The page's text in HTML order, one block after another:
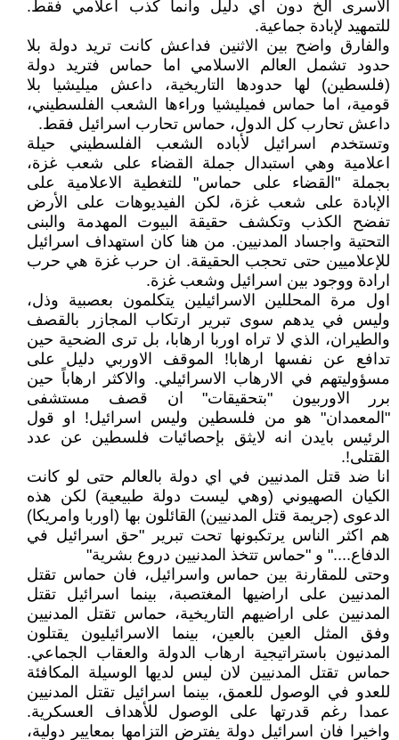
الاسرى الخ دون اي دليل وانما كذب اعلامي فقط.
للتمهيد لإبادة جماعية.
والفارق واضح بين الاثنين فداعش كانت تريد دولة بلا
حدود تشمل العالم الاسلامي اما حماس فتريد دولة
(فلسطين) لها حدودها التاريخية، داعش ميليشيا بلا
قومية، اما حماس فميليشيا وراءها الشعب الفلسطيني،
داعش تحارب كل الدول، حماس تحارب اسرائيل فقط.
وتستخدم اسرائيل لأباده الشعب الفلسطيني حيلة
اعلامية وهي استبدال جملة القضاء على شعب غزة،
بجملة "القضاء على حماس" للتغطية الاعلامية على
الإبادة على شعب غزة، لكن الفيديوهات على الأرض
تفضح الكذب وتكشف حقيقة البيوت المهدمة والبنى
التحتية واجساد المدنيين. من هنا كان استهداف اسرائيل
للإعلاميين حتى تحجب الحقيقة. ان حرب غزة هي حرب
ارادة ووجود بين اسرائيل وشعب غزة.
اول مرة المحللين الاسرائيلين يتكلمون بعصبية وذل،
وليس في يدهم سوى تبرير ارتكاب المجازر بالقصف
والطيران، الذي لا تراه اوربا ارهابا، بل ترى الضحية حين
تدافع عن نفسها ارهابا! الموقف الاوربي دليل على
مسؤوليتهم في الارهاب الاسرائيلي. والاكثر ارهاباً حين
برر الاوربيون "بتحقيقات" ان قصف مستشفى
"المعمدان" هو من فلسطين وليس اسرائيل! او قول
الرئيس بايدن انه لايثق بإحصائيات فلسطين عن عدد
القتلى!.
انا ضد قتل المدنيين في اي دولة بالعالم حتى لو كانت
الكيان الصهيوني (وهي ليست دولة طبيعية) لكن هذه
الدعوى (جريمة قتل المدنيين) القائلون بها (اوربا وامريكا)
هم اكثر الناس يرتكبونها تحت تبرير "حق اسرائيل في
الدفاع...." و "حماس تتخذ المدنيين دروع بشرية"
وحتى للمقارنة بين حماس واسرائيل، فان حماس تقتل
المدنيين على اراضيها المغتصبة، بينما اسرائيل تقتل
المدنيين على اراضيهم التاريخية، حماس تقتل المدنيين
وفق المثل العين بالعين، بينما الاسرائيليون يقتلون
المدنيون باستراتيجية ارهاب الدولة والعقاب الجماعي.
حماس تقتل المدنيين لان ليس لديها الوسيلة المكافئة
للعدو في الوصول للعمق، بينما اسرائيل تقتل المدنيين
عمدا رغم قدرتها على الوصول للأهداف العسكرية.
واخيرا فان اسرائيل دولة يفترض التزامها بمعايير دولية،